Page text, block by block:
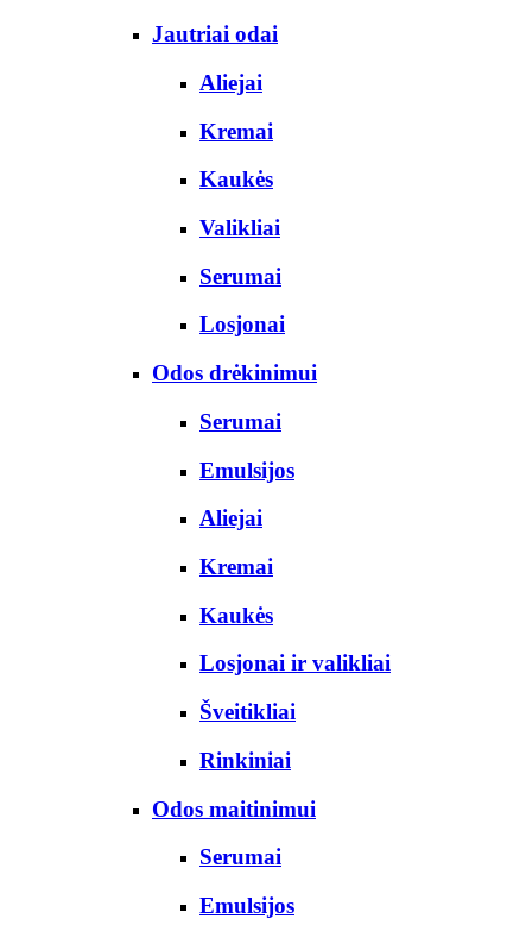
Jautriai odai
Aliejai
Kremai
Kaukės
Valikliai
Serumai
Losjonai
Odos drėkinimui
Serumai
Emulsijos
Aliejai
Kremai
Kaukės
Losjonai ir valikliai
Šveitikliai
Rinkiniai
Odos maitinimui
Serumai
Emulsijos